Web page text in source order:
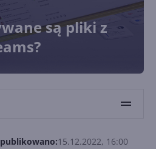
są pliki z
15.12.2022, 16:00